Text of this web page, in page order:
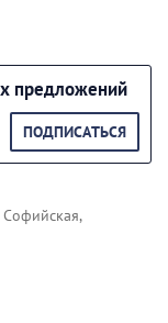
предложений
ПОДПИСАТЬСЯ
Софийская,